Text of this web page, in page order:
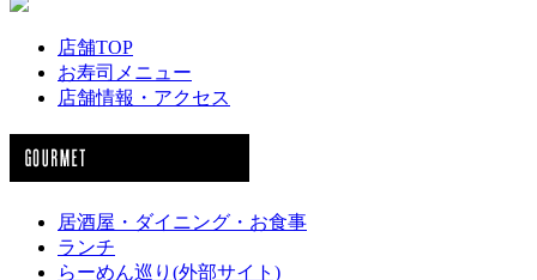
店舗TOP
お寿司メニュー
店舗情報・アクセス
居酒屋・ダイニング・お食事
ランチ
らーめん巡り(外部サイト)